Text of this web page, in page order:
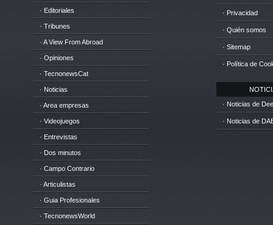
· Editoriales
· Tribunes
· A View From Abroad
· Opiniones
· TecnonewsCat
· Noticias
· Area empresas
· Videojuegos
· Entrevistas
· Dos minutos
· Campo Contrario
· Articulistas
· Guia Profesionales
· TecnonewsWorld
· Privacidad
· Quién somos
· Sitemap
· Política de
· Noticias de
· Noticias de